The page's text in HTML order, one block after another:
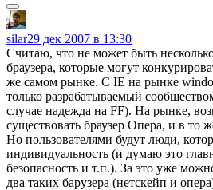
silar29 дек 2007 в 13:30
Считаю, что не может быть
браузера, которые могут
же самом рынке. С IE на рынке
только разрабатываемый
случае надежда на FF). На рынке,
существовать браузер Опера, и в то
Но пользователями будут люди,
индивидуальность (и думаю это
безопасность и т.п.). За это уже
два таких барузера (нетскейп и